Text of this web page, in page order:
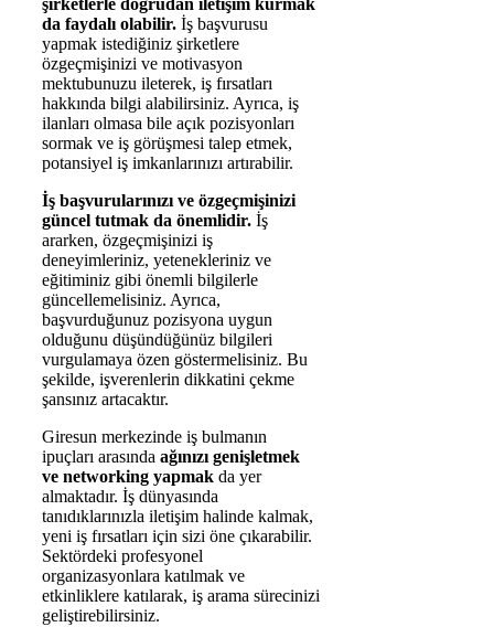
şirketlerle doğrudan iletişim kurmak
da faydalı olabilir. İş başvurusu
yapmak istediğiniz şirketlere
özgeçmişinizi ve motivasyon
mektubunuzu ileterek, iş fırsatları
hakkında bilgi alabilirsiniz. Ayrıca, iş
ilanları olmasa bile açık pozisyonları
sormak ve iş görüşmesi talep etmek,
potansiyel iş imkanlarınızı artırabilir.
İş başvurularınızı ve özgeçmişinizi
güncel tutmak da önemlidir. İş
ararken, özgeçmişinizi iş
deneyimleriniz, yetenekleriniz ve
eğitiminiz gibi önemli bilgilerle
güncellemelisiniz. Ayrıca,
başvurduğunuz pozisyona uygun
olduğunu düşündüğünüz bilgileri
vurgulamaya özen göstermelisiniz. Bu
şekilde, işverenlerin dikkatini çekme
şansınız artacaktır.
Giresun merkezinde iş bulmanın
ipuçları arasında ağınızı genişletmek
ve networking yapmak da yer
almaktadır. İş dünyasında
tanıdıklarınızla iletişim halinde kalmak,
yeni iş fırsatları için sizi öne çıkarabilir.
Sektördeki profesyonel
organizasyonlara katılmak ve
etkinliklere katılarak, iş arama sürecinizi
geliştirebilirsiniz.